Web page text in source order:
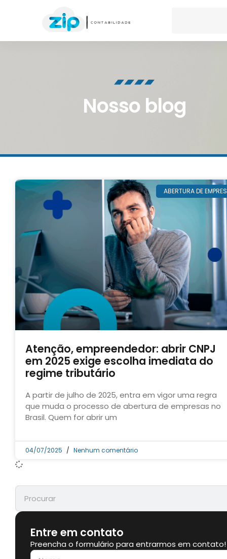
Nosso blog
ABERTURA DE
Atenção, empreendedor: abrir CNPJ
em 2025 exige escolha imediata do
regime tributário
A partir de julho de 2025, entra em vigor uma regra
que muda o processo de abertura de empresas no
Brasil. Quem for abrir um
04/07/2025 Nenhum comentário
Entre em contato
Preencha o formulário para entrarmos em contato!